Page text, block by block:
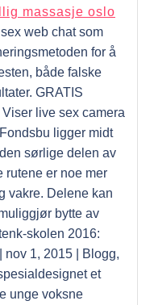
massasje oslo
web chat som
for å
både falske
GRATIS
live sex camera
ligger midt
sørlige delen av
rutene er noe mer
vakre. Delene kan
bytte av
skolen 2016:
nov 1, 2015 | Blogg,
et
unge voksne